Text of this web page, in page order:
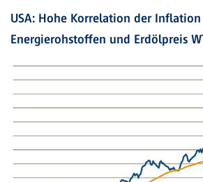
USA: Hohe Korrelation der Inflation
Energierohstoffen und Erdölpreis